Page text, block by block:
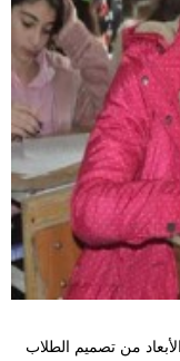
من تصميم الطلاب